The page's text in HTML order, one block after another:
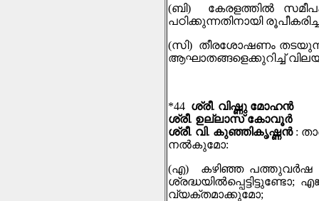
(ബി) കേരളത്തിൽ
പഠിക്കുന്നതിനായി
(സി) തീരശോഷണം
ആഘാതങ്ങളെക്കുറിച്ച്
*44 ശ്രീ. വിഷ്ണു മോഹൻ
ശ്രീ. ഉല്ലാസ് കോവൂർ
ശ്രീ. വി. കുഞ്ഞികൃഷ്ണൻ :
നല്‍കുമോ:
(എ) കഴിഞ്ഞ പത്തുവർഷ
ശ്രദ്ധയിൽപ്പെട്ടിട്ടുണ്ടോ;
വ്യക്തമാക്കുമോ;